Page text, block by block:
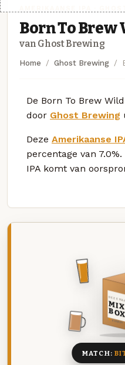
Born To Brew
van Ghost Brewing
Home Ghost Brewing
De Born To Brew
door Ghost Brewing
Deze Amerikaanse
percentage van
IPA komt van
DEZE
MIX
BOX
8 BIEREN
MATCH: